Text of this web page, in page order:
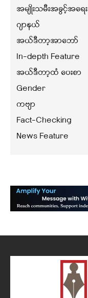
အမျိုးသမီးအခွင့်အရေး
ဂျာနယ်
အယ်ဒီတာ့အာဘော်
In-depth Feature
အယ်ဒီတာ့ထံ ပေးစာ
Gender
ကဗျာ
Fact-Checking
News Feature